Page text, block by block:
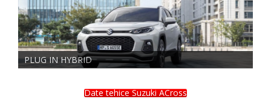
PLUG IN HYBRID
Date tehice Suzuki ACross